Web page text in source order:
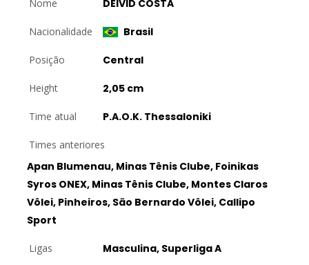
Nome DEIVID COSTA
Nacionalidade Brasil
Posição Central
Height 2,05 cm
Time atual P.A.O.K. Thessaloniki
Times anteriores
Apan Blumenau, Minas Tênis Clube, Foinikas
Syros ONEX, Minas Tênis Clube, Montes Claros
Vôlei, Pinheiros, São Bernardo Vôlei, Callipo
Sport
Ligas Masculina, Superliga A